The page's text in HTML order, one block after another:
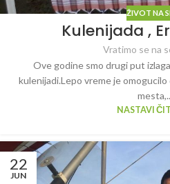
ŽIVOT NA
Kulenijada ,
Vratimo se na
Ove godine smo drugi put
kulenijadi.Lepo vreme je
NASTAVI
22
JUN